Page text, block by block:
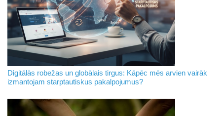
Digitālās robežas un globālais tirgus: Kāpēc mēs arvien vairāk
izmantojam starptautiskus pakalpojumus?